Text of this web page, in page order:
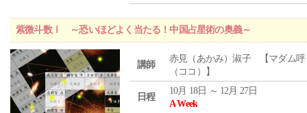
紫微斗数Ⅰ ～恐いほどよく当たる！中国占星術の奥義～
講師
赤見（あかみ）淑子 【マダム呼
（ココ）】
日程
10月 18日 ～ 12月 27日
A Week